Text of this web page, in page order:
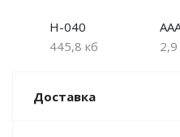
H-040
445,8 кб
Доставка